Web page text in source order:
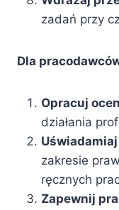
zadań przy
Dla
Opracuj
działania
zakresie
ręcznych
Zapewnij